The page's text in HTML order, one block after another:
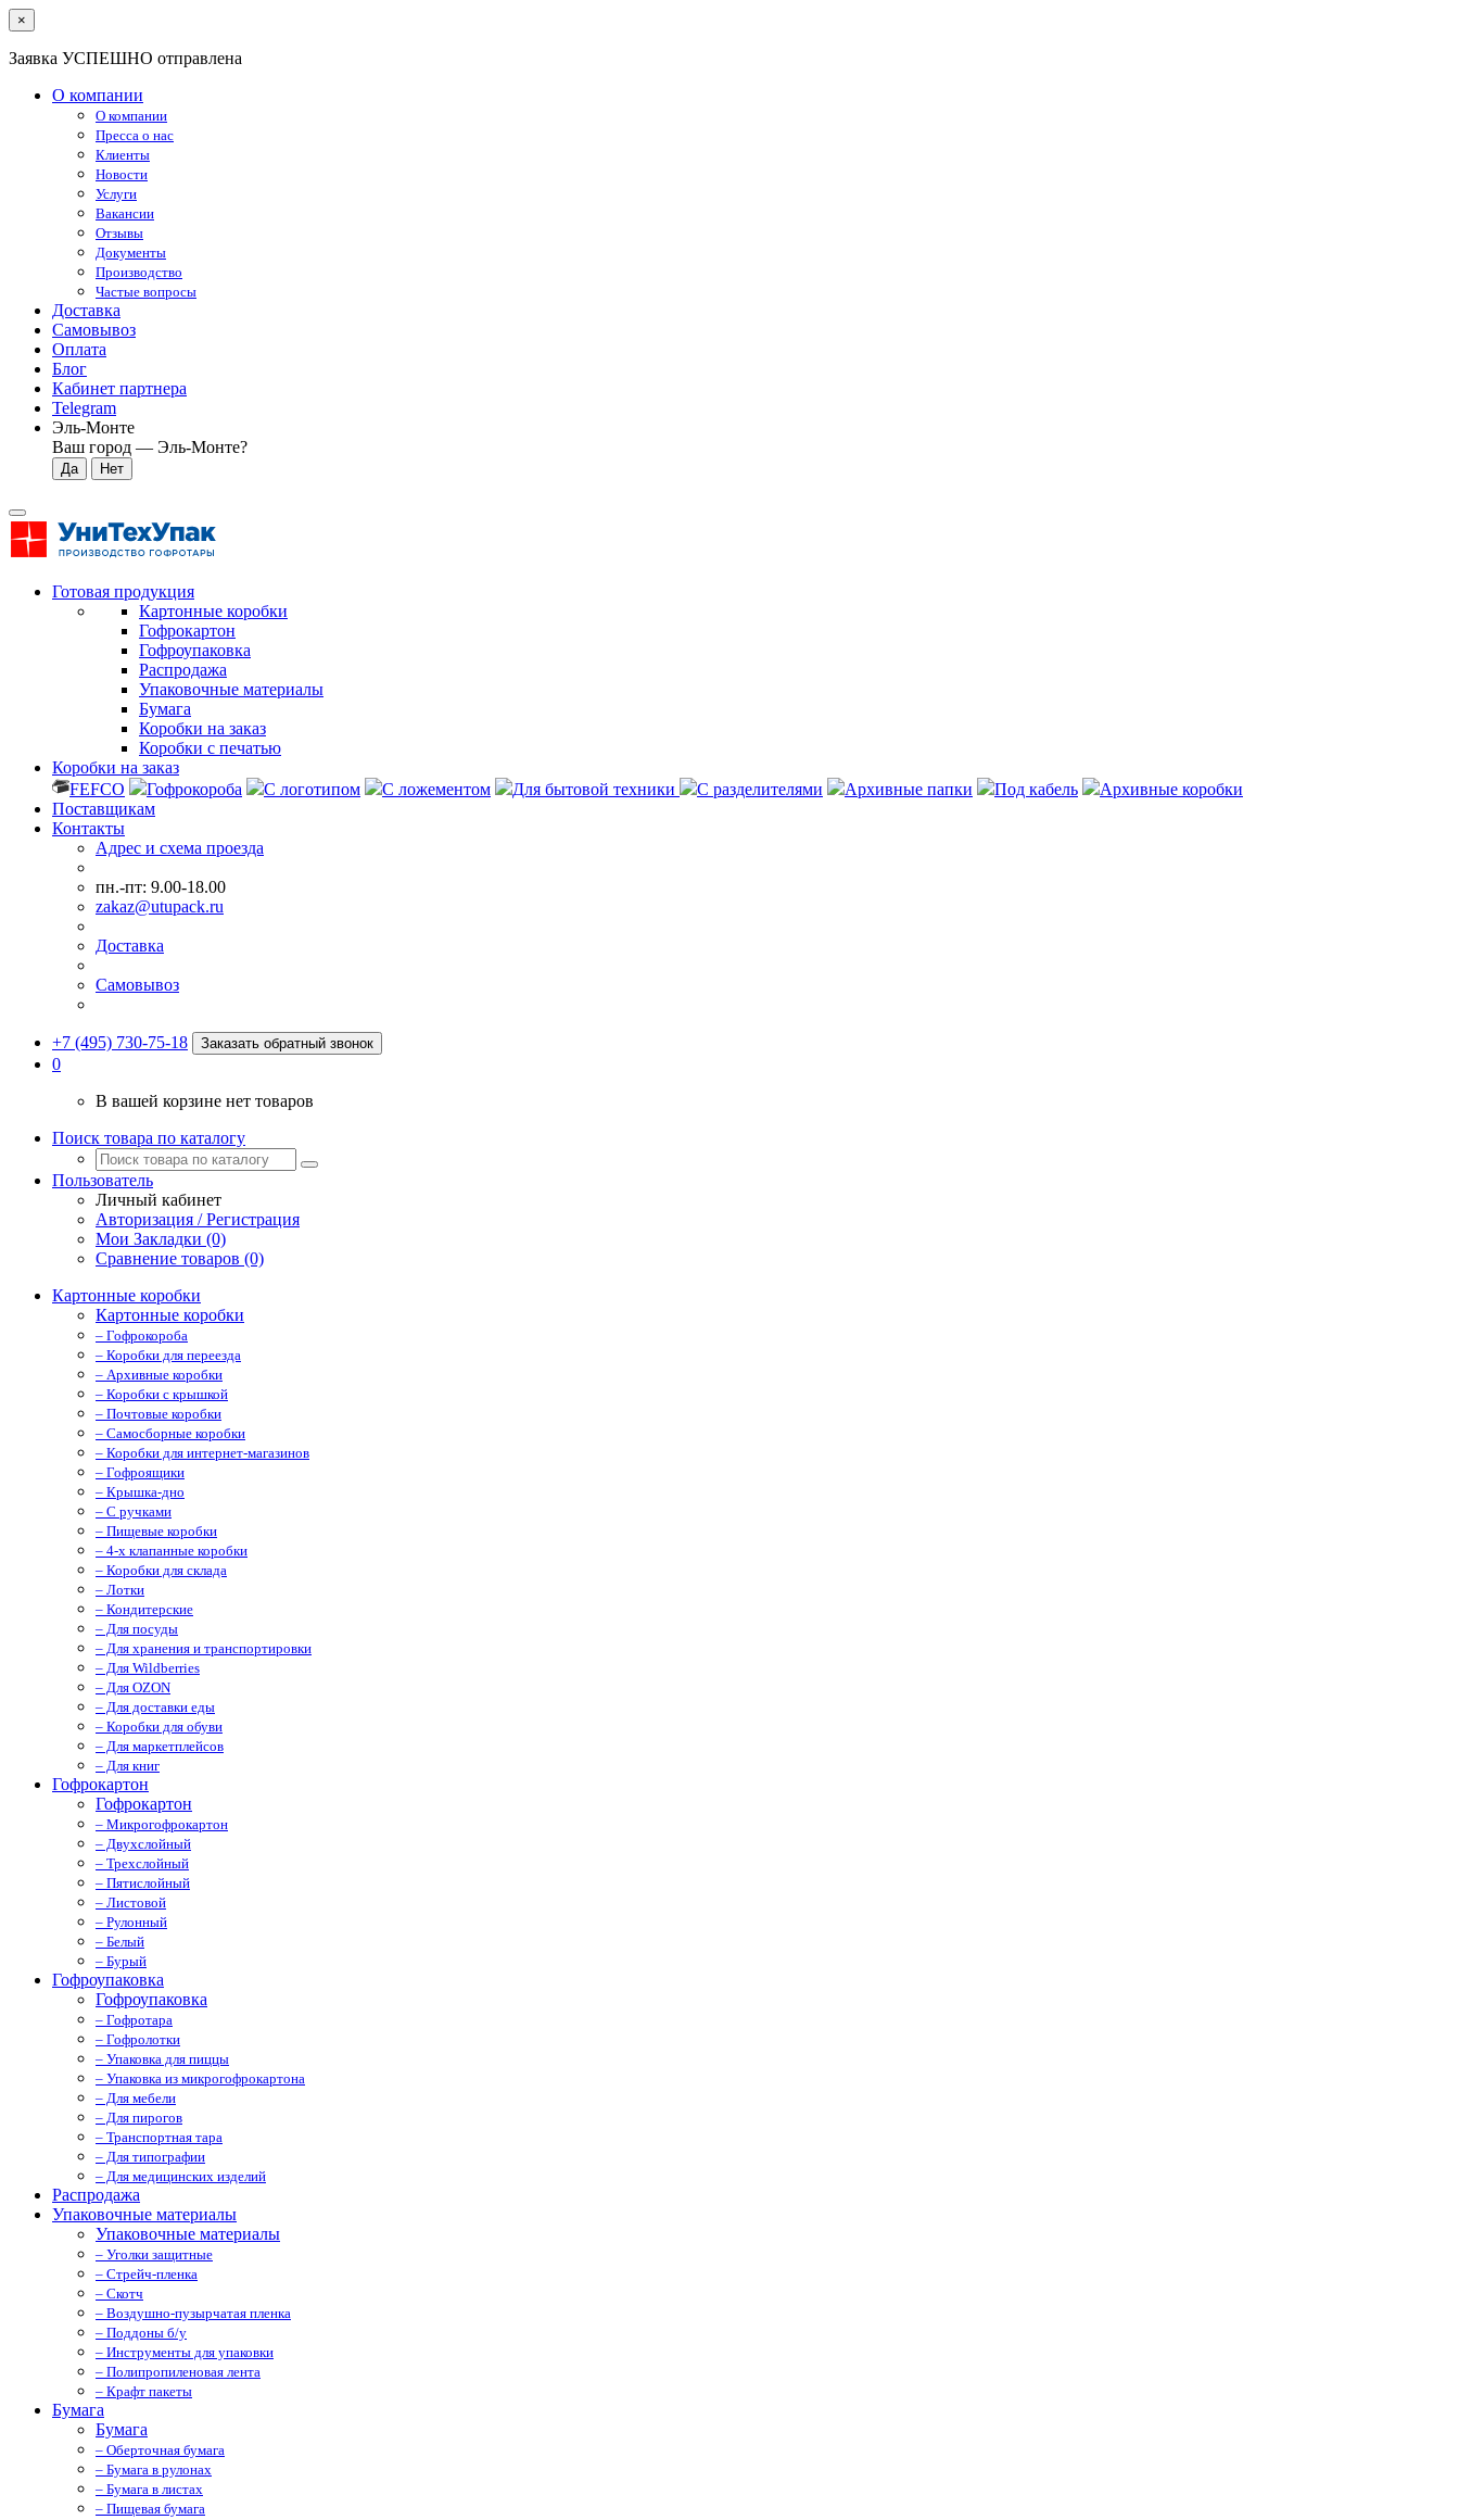
×
Заявка УСПЕШНО отправлена
О компании
О компании
Пресса о нас
Клиенты
Новости
Услуги
Вакансии
Отзывы
Документы
Производство
Частые вопросы
Доставка
Самовывоз
Оплата
Блог
Кабинет партнера
Telegram
Эль-Монте
Ваш город — Эль-Монте?
Готовая продукция
Картонные коробки
Гофрокартон
Гофроупаковка
Распродажа
Упаковочные материалы
Бумага
Коробки на заказ
Коробки с печатью
Коробки на заказ
FEFCO
Гофрокороба С логотипом С ложементом Для бытовой техники С разделителями Архивные папки Под кабель
Архивные коробки
Поставщикам
Контакты
Адрес и схема проезда
пн.-пт: 9.00-18.00
zakaz@utupack.ru
Доставка
Самовывоз
+7 (495) 730-75-18 Заказать обратный звонок
0
В вашей корзине нет товаров
Поиск товара по каталогу
Пользователь
Личный кабинет
Авторизация / Регистрация
Мои Закладки (0)
Сравнение товаров (0)
Картонные коробки
Картонные коробки
– Гофрокороба
– Коробки для переезда
– Архивные коробки
– Коробки с крышкой
– Почтовые коробки
– Самосборные коробки
– Коробки для интернет-магазинов
– Гофроящики
– Крышка-дно
– С ручками
– Пищевые коробки
– 4-х клапанные коробки
– Коробки для склада
– Лотки
– Кондитерские
– Для посуды
– Для хранения и транспортировки
– Для Wildberries
– Для OZON
– Для доставки еды
– Коробки для обуви
– Для маркетплейсов
– Для книг
Гофрокартон
Гофрокартон
– Микрогофрокартон
– Двухслойный
– Трехслойный
– Пятислойный
– Листовой
– Рулонный
– Белый
– Бурый
Гофроупаковка
Гофроупаковка
– Гофротара
– Гофролотки
– Упаковка для пиццы
– Упаковка из микрогофрокартона
– Для мебели
– Для пирогов
– Транспортная тара
– Для типографии
– Для медицинских изделий
Распродажа
Упаковочные материалы
Упаковочные материалы
– Уголки защитные
– Стрейч-пленка
– Скотч
– Воздушно-пузырчатая пленка
– Поддоны б/у
– Инструменты для упаковки
– Полипропиленовая лента
– Крафт пакеты
Бумага
Бумага
– Оберточная бумага
– Бумага в рулонах
– Бумага в листах
– Пищевая бумага